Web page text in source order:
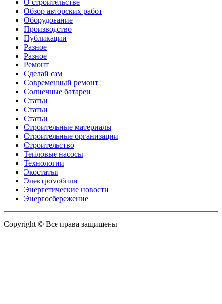
О строительстве
Обзор авторских работ
Оборудование
Производство
Публикации
Разное
Разное
Ремонт
Сделай сам
Современный ремонт
Солнечные батареи
Статьи
Статьи
Статьи
Строительные материалы
Строительные организации
Строительство
Тепловые насосы
Технологии
Экостатьи
Электромобили
Энергетические новости
Энергосбережение
Copyright © Все права защищены